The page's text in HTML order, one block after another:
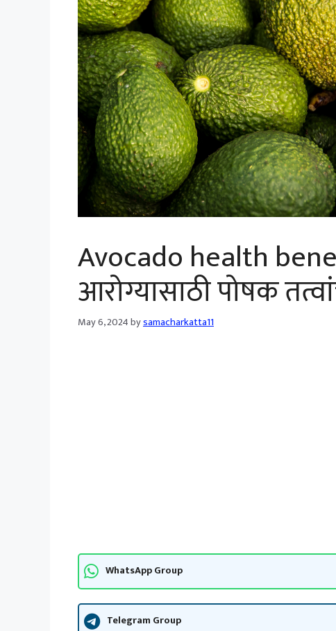
Avocado health
आरोग्यासाठी पोषक
May 6, 2024bysamacharkatta11
WhatsApp Group
Telegram Group